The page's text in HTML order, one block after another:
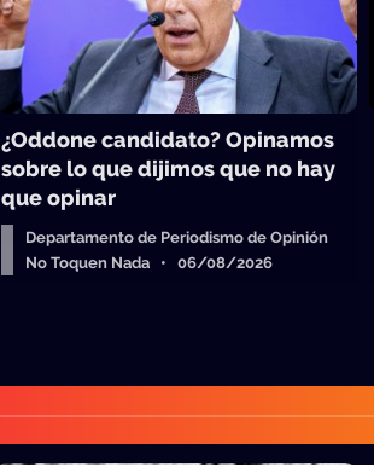
¿Oddone candidato? Opinamos
sobre lo que dijimos que no hay
que opinar
Departamento de Periodismo de Opinión
No Toquen Nada • 06/08/2026